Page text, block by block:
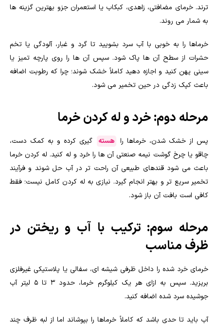
ترند. خرمای مضافتی، زاهدی، کبکاب یا استعمران جزو بهترین گزینه ها
به شمار می روند.
خرماها را به خوبی با آب سرد بشویید تا گرد و غبار، آلودگی یا تخم
حشرات از سطح آن ها پاک شود. سپس آن ها را روی پارچه تمیز یا
سینی پهن کنید و اجازه دهید کاملاً خشک شوند؛ چرا که رطوبت اضافه
باعث کپک زدگی در حین تخمیر می شود.
مرحله دوم: خرد و له کردن خرما
پس از خشک شدن، خرماها را هسته
گیری کرده و به کمک دست،
چاقو یا چرخ گوشت نیمه صنعتی آن ها را خرد و له کنید. له کردن خرما
باعث می شود قندهای طبیعی آن راحت تر در آب حل شوند و فرآیند
تخمیر سریع تر و بهتر انجام گیرد. نیازی به له کردن کامل نیست؛ فقط
کافی است بافت آن باز شود.
مرحله سوم: ترکیب با آب و ریختن در
ظرف مناسب
خرمای خرد شده را داخل ظرفی شیشه ای، سفالی یا پلاستیکی غیرفلزی
بریزید. سپس به ازای هر یک کیلوگرم خرما، حدود ۳ تا ۵ لیتر آب
جوشیده سرد شده اضافه کنید.
آب باید تا حدی باشد که کاملاً خرماها را بپوشاند اما از لبه ظرف چند